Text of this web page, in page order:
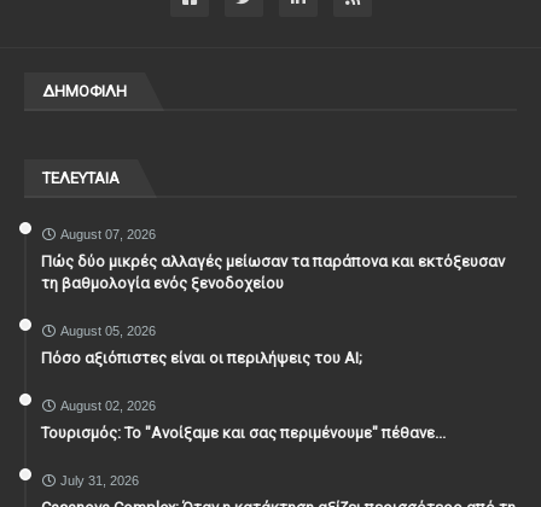
ΔΗΜΟΦΙΛΗ
ΤΕΛΕΥΤΑΙΑ
August 07, 2026
Πώς δύο μικρές αλλαγές μείωσαν τα παράπονα και εκτόξευσαν
τη βαθμολογία ενός ξενοδοχείου
August 05, 2026
Πόσο αξιόπιστες είναι οι περιλήψεις του ΑΙ;
August 02, 2026
Τουρισμός: Το "Ανοίξαμε και σας περιμένουμε" πέθανε...
July 31, 2026